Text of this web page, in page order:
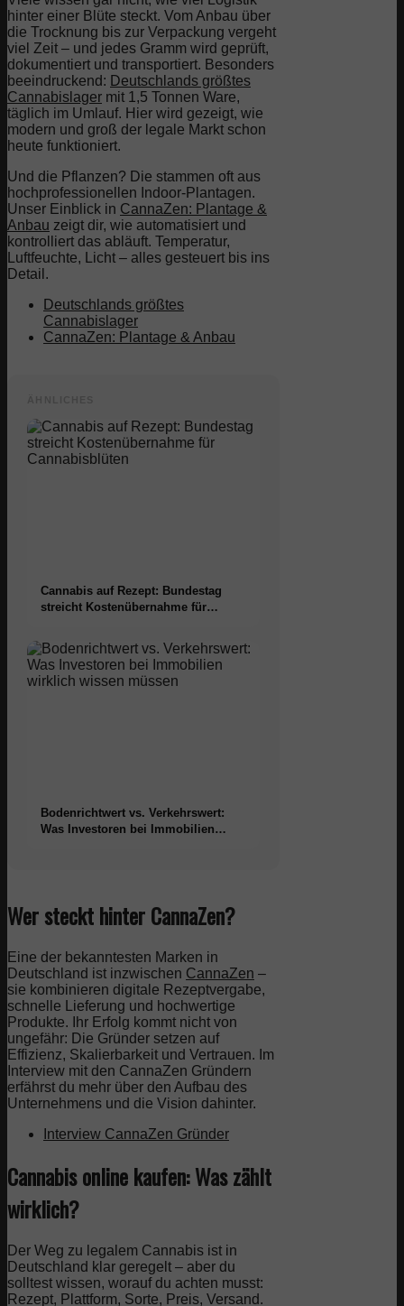
hinter einer Blüte steckt. Vom Anbau über
die Trocknung bis zur Verpackung vergeht
viel Zeit – und jedes Gramm wird geprüft,
dokumentiert und transportiert. Besonders
beeindruckend: Deutschlands größtes
Cannabislager mit 1,5 Tonnen Ware,
täglich im Umlauf. Hier wird gezeigt, wie
modern und groß der legale Markt schon
heute funktioniert.
Und die Pflanzen? Die stammen oft aus
hochprofessionellen Indoor-Plantagen.
Unser Einblick in CannaZen: Plantage &
Anbau zeigt dir, wie automatisiert und
kontrolliert das abläuft. Temperatur,
Luftfeuchte, Licht – alles gesteuert bis ins
Detail.
Deutschlands größtes
Cannabislager
CannaZen: Plantage & Anbau
Cannabis auf Rezept: Bundestag
streicht Kostenübernahme für
Bodenrichtwert vs. Verkehrswert:
Was Investoren bei Immobilien
Wer steckt hinter CannaZen?
Eine der bekanntesten Marken in
Deutschland ist inzwischen CannaZen –
sie kombinieren digitale Rezeptvergabe,
schnelle Lieferung und hochwertige
Produkte. Ihr Erfolg kommt nicht von
ungefähr: Die Gründer setzen auf
Effizienz, Skalierbarkeit und Vertrauen. Im
Interview mit den CannaZen Gründern
erfährst du mehr über den Aufbau des
Unternehmens und die Vision dahinter.
Interview CannaZen Gründer
Cannabis online kaufen: Was zählt
wirklich?
Der Weg zu legalem Cannabis ist in
Deutschland klar geregelt – aber du
solltest wissen, worauf du achten musst:
Rezept, Plattform, Sorte, Preis, Versand.